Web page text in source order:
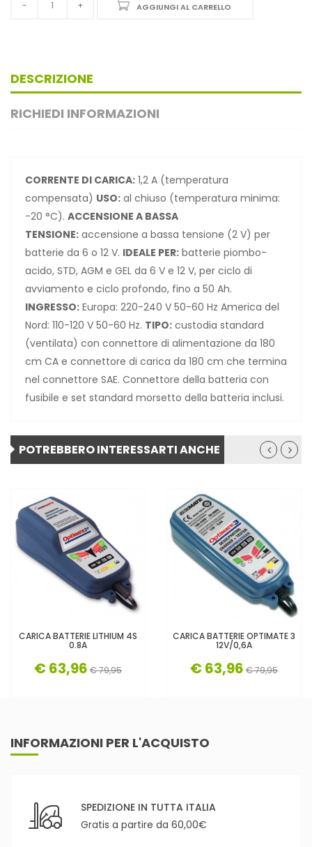
AGGIUNGI AL CARRELLO
DESCRIZIONE
RICHIEDI INFORMAZIONI
CORRENTE DI CARICA: 1,2 A (temperatura
compensata) USO: al chiuso (temperatura minima:
-20 °C). ACCENSIONE A BASSA
TENSIONE: accensione a bassa tensione (2 V) per
batterie da 6 o 12 V. IDEALE PER: batterie piombo-
acido, STD, AGM e GEL da 6 V e 12 V, per ciclo di
avviamento e ciclo profondo, fino a 50 Ah.
INGRESSO: Europa: 220-240 V 50-60 Hz America del
Nord: 110-120 V 50-60 Hz. TIPO: custodia standard
(ventilata) con connettore di alimentazione da 180
cm CA e connettore di carica da 180 cm che termina
nel connettore SAE. Connettore della batteria con
fusibile e set standard morsetto della batteria inclusi.
POTREBBERO INTERESSARTI ANCHE
CARICA BATTERIE LITHIUM 4S
0.8A
€ 63,96 € 79,95
CARICA BATTERIE OPTIMATE 3
12V/0,6A
€ 63,96 € 79,95
INFORMAZIONI PER L'ACQUISTO
SPEDIZIONE IN TUTTA ITALIA
Gratis a partire da 60,00€